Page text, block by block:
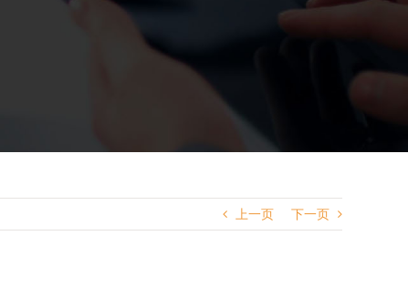
上一页 下一页